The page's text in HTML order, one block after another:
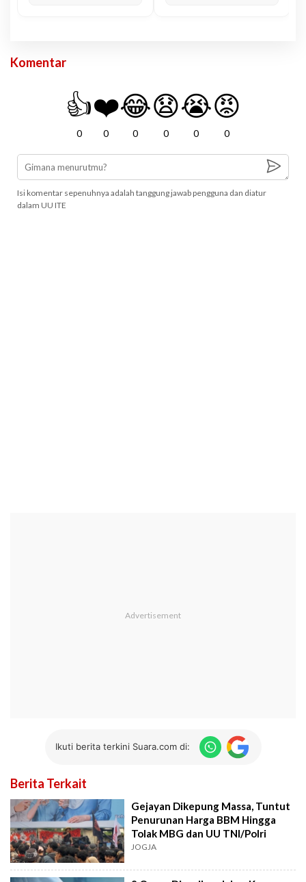
Komentar
👍
0
❤️
0
😂
0
😧
0
😭
0
😡
0
Isi komentar sepenuhnya adalah tanggung jawab pengguna dan diatur
dalam UU ITE
Ikuti berita terkini Suara.com di:
Berita Terkait
Gejayan Dikepung Massa, Tuntut
Penurunan Harga BBM Hingga
Tolak MBG dan UU TNI/Polri
JOGJA